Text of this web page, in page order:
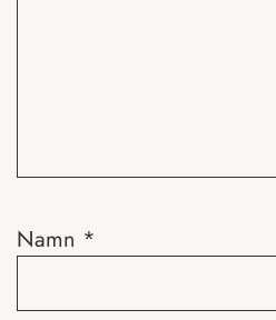
Namn *